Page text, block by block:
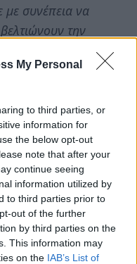
My Personal
to third parties, or
information for
the below opt-out
note that after your
continue seeing
information utilized by
to third parties prior to
out of the further
by third parties on the
This information may
on the IAB’s List of
με συνέπεια να
την